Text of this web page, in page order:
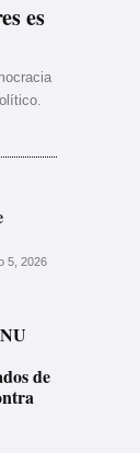
es
5, 2026
de